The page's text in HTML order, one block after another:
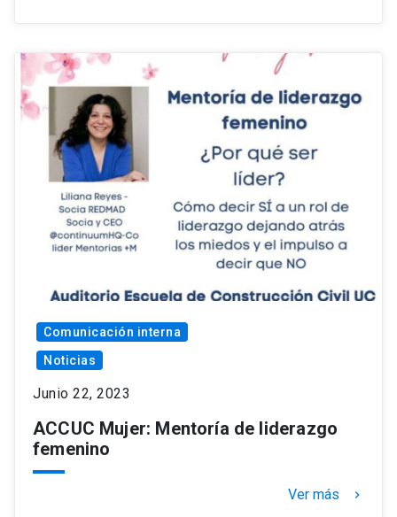
Comunicación interna
Noticias
Junio 22, 2023
ACCUC Mujer: Mentoría de liderazgo
femenino
Ver más keyboard_arrow_right